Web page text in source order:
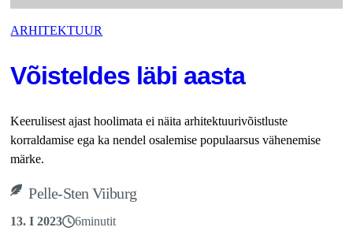
ARHITEKTUUR
Võisteldes läbi aasta
Keerulisest ajast hoolimata ei näita arhitektuurivõistluste
korraldamise ega ka nendel osalemise populaarsus vähenemise
märke.
Pelle-Sten Viiburg
13. I 2023 6minutit